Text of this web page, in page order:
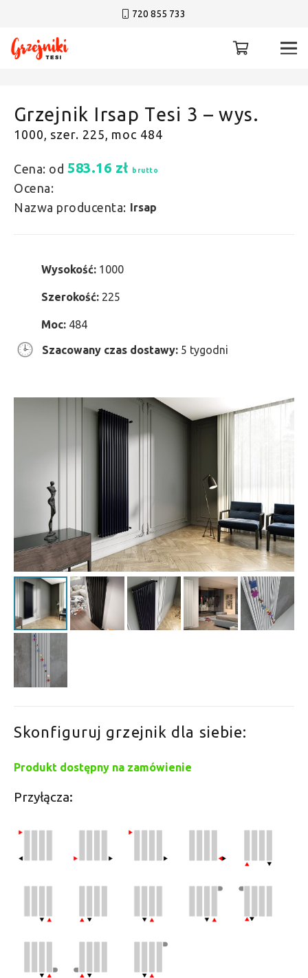
720 855 733
Grzejnik Irsap Tesi 3 – wys.
1000, szer. 225, moc 484
Cena: od 583.16 zł brutto
Ocena:
Nazwa producenta: Irsap
Wysokość: 1000
Szerokość: 225
Moc: 484
Szacowany czas dostawy: 5 tygodni
Skonfiguruj grzejnik dla siebie:
Produkt dostępny na zamówienie
Przyłącza: